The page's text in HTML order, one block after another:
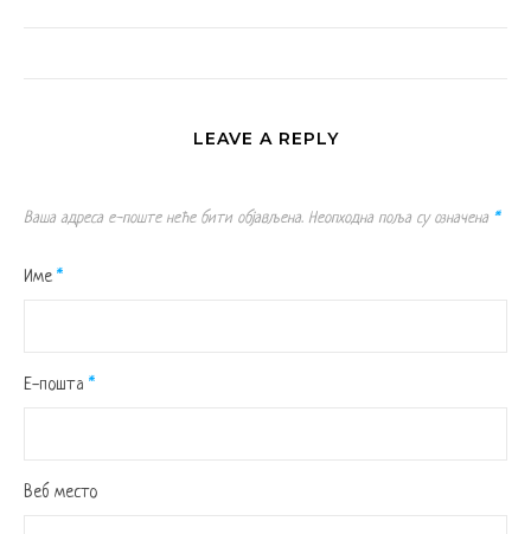
LEAVE A REPLY
Ваша адреса е-поште неће бити објављена. Неопходна поља су означена *
Име *
Е-пошта *
Веб место